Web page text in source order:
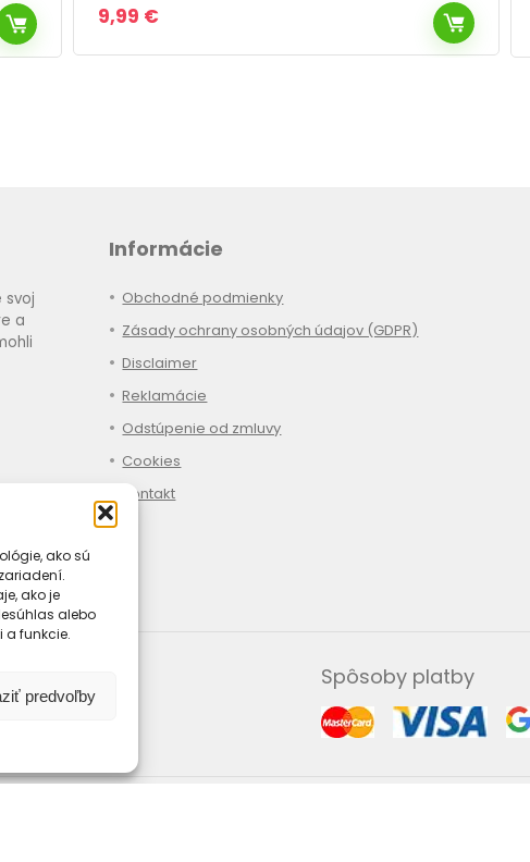
ako sú
ako je
alebo
a funkcie.
predvoľby
34,99€
Pôvodná
cena
cena
svoj
a
Informácie
Obchodné podmienky
Zásady ochrany osobných údajov (GDPR)
Disclaimer
Reklamácie
Odstúpenie od zmluvy
Cookies
Kontakt
Spôsoby platby